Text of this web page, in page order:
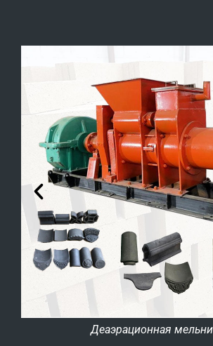
Экструдер для мопса